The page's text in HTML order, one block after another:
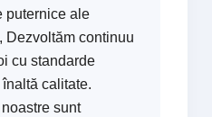
puternice ale
Dezvoltăm continuu
cu standarde
calitate.
sunt